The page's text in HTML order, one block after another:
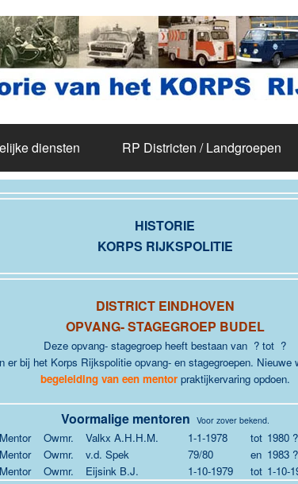
diensten RP Districten / Landgroepen
HISTORIE
KORPS RIJKSPOLITIE
DISTRICT EINDHOVEN
OPVANG- STAGEGROEP BUDEL
Deze opvang- stagegroep heeft bestaan van ? tot ?
er bij het Korps Rijkspolitie opvang- en stagegroepen. Nieuwe
begeleiding van een mentor praktijkervaring opdoen.
Voormalige mentoren Voor zover bekend.
Mentor Owmr. Valkx A.H.H.M. 1-1-1978 tot 1980 ?
Mentor
Owmr. v.d. Spek 79/80 en 1983 ?
Mentor
Owmr. Eijsink B.J. 1-10-1979 tot 1-10-